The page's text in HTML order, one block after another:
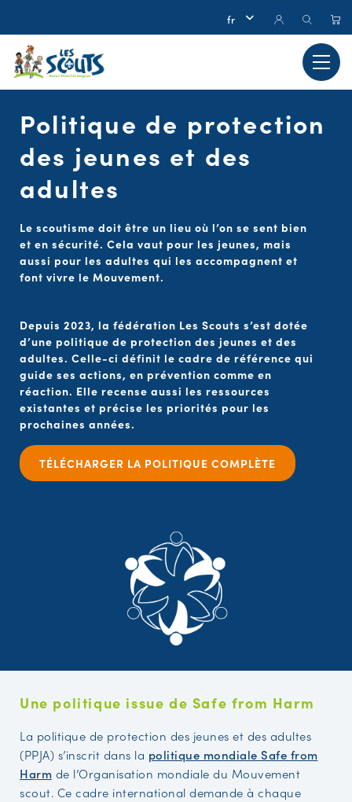
Politique de protection
des jeunes et des
adultes
Le scoutisme doit être un lieu où l’on se sent bien
et en sécurité. Cela vaut pour les jeunes, mais
aussi pour les adultes qui les accompagnent et
font vivre le Mouvement.
Depuis 2023, la fédération Les Scouts s’est dotée
d’une politique de protection des jeunes et des
adultes. Celle-ci définit le cadre de référence qui
guide ses actions, en prévention comme en
réaction. Elle recense aussi les ressources
existantes et précise les priorités pour les
prochaines années.
TÉLÉCHARGER LA POLITIQUE COMPLÈTE
Une politique issue de Safe from Harm
La politique de protection des jeunes et des adultes
(PPJA) s’inscrit dans la politique mondiale Safe from
Harm de l’Organisation mondiale du Mouvement
scout. Ce cadre international demande à chaque